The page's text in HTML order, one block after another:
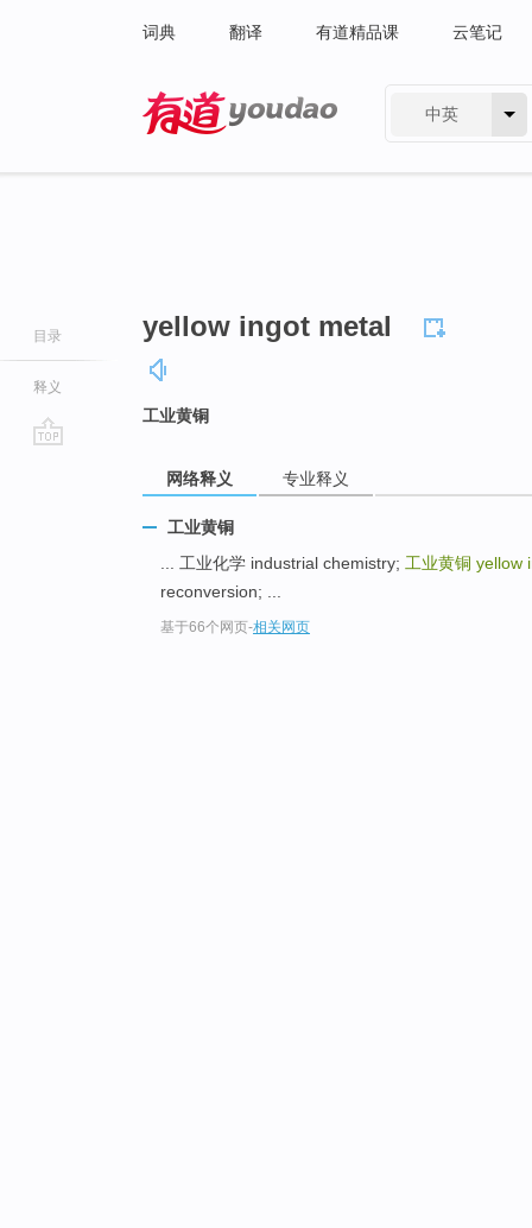
词典 翻译 有道精品课 云笔记
中英
目录
释义
yellow ingot metal
工业黄铜
网络释义 专业释义
工业黄铜
... 工业化学 industrial chemistry; 工业黄铜 yellow
reconversion; ...
基于66个网页-相关网页